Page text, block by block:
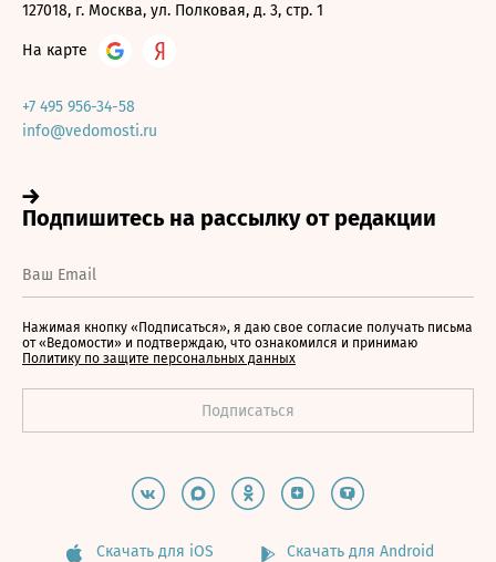
127018, г. Москва, ул. Полковая, д. 3, стр. 1
На карте
+7 495 956-34-58
info@vedomosti.ru
Нажимая кнопку «Подписаться», я даю свое согласие получать письма
от «Ведомости» и подтверждаю, что ознакомился и принимаю
Политику по защите персональных данных
Скачать для iOS Скачать для Android